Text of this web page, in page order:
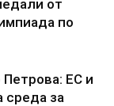
от
по
ЕС и
среда за